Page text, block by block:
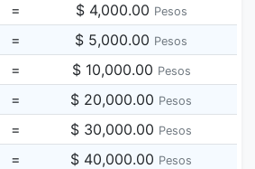
= $ 4,000.00 Pesos
= $ 5,000.00 Pesos
= $ 10,000.00 Pesos
= $ 20,000.00 Pesos
= $ 30,000.00 Pesos
= $ 40,000.00 Pesos